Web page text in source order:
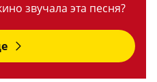
звучала эта песня?